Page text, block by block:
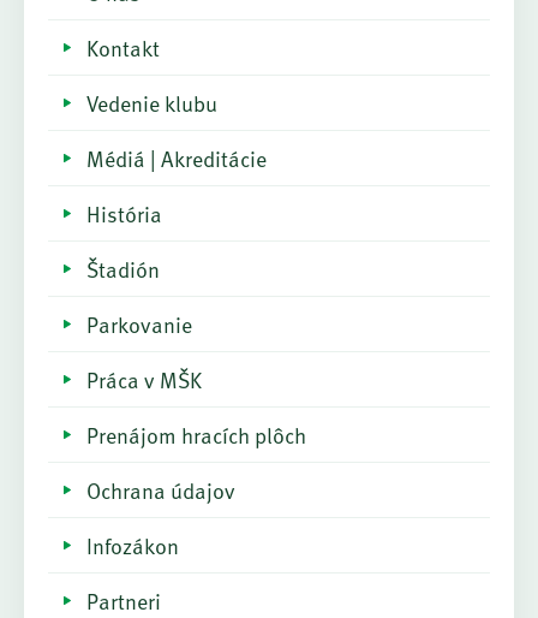
Kontakt
Vedenie klubu
Médiá | Akreditácie
História
Štadión
Parkovanie
Práca v MŠK
Prenájom hracích plôch
Ochrana údajov
Infozákon
Partneri